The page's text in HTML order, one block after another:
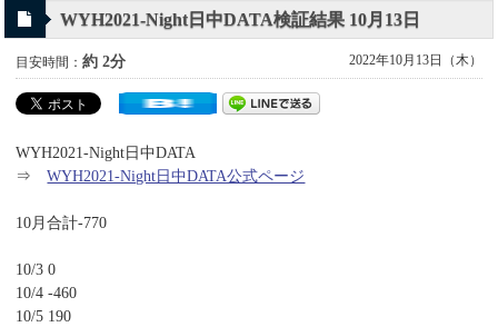
WYH2021-Night日中DATA検証結果 10月13日
目安時間：約 2分 2022年10月13日（木）
WYH2021-Night日中DATA
⇒WYH2021-Night日中DATA公式ページ
10月合計-770
10/3 0
10/4 -460
10/5 190